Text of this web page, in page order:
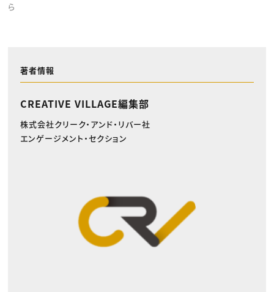
ら
著者情報
CREATIVE VILLAGE編集部
株式会社クリーク・アンド・リバー社
エンゲージメント・セクション